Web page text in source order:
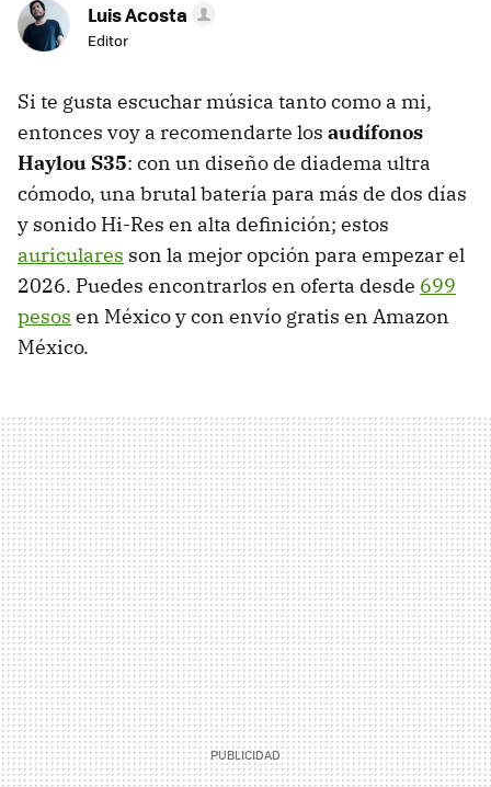
Luis Acosta
Editor
Si te gusta escuchar música tanto como a mi,
entonces voy a recomendarte los audífonos
Haylou S35: con un diseño de diadema ultra
cómodo, una brutal batería para más de dos días
y sonido Hi-Res en alta definición; estos
auriculares son la mejor opción para empezar el
2026. Puedes encontrarlos en oferta desde 699
pesos en México y con envío gratis en Amazon
México.